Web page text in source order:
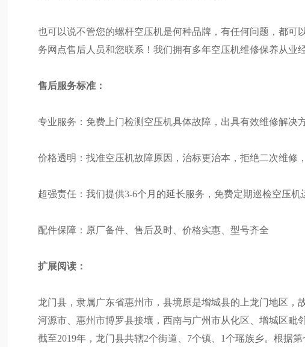
也可以说不管您的螺杆空压机是何种品牌，有任何问题，都可
务网点售后人员和您联系！我们拥有多年空压机维修保养从业
售后服务标准：
专业服务：免费上门检测空压机具体故障，出具有效维修解决
价格透明：找准空压机故障原因，治标更治本，拒绝二次维修
超强责任：我们提供3-6个月的延长服务，免费定期巡检空压机
配件保障：原厂备件、售后及时、价格实惠、型号齐全
扩展阅读：
龙门县，隶属广东省惠州市，县境原是增城县的上龙门地区
河源市、惠州市博罗县接壤，西南与广州市从化区、增城区毗
截至2019年，龙门县共辖2个街道、7个镇、1个瑶族乡。根据